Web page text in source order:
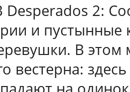
Desperados 2:
и пустынные
В
вестерна: